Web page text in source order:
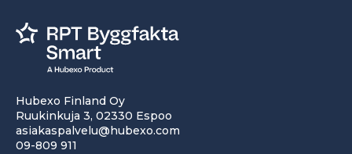
Hubexo Finland Oy
Ruukinkuja 3, 02330 Espoo
asiakaspalvelu@hubexo.com
09-809 911